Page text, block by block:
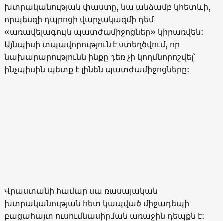
խտրականության փաստը, նա անձամբ կհետևի,
որպեսզի դպրոցի վարչակազմի դեմ
«առավելագույն պատժամիջոցներ» կիրառվեն:
Այնպիսի տպավորություն է ստեղծվում, որ
նախարարությունն ինքը դեռ չի կողմնորոշվել՝
ինչպիսին պետք է լինեն պատժամիջոցները:
Վրաստանի համար սա ռասայական
խտրականության հետ կապված միջադեպի
բացահայտ ուսումնասիրման առաջին դեպքն է: